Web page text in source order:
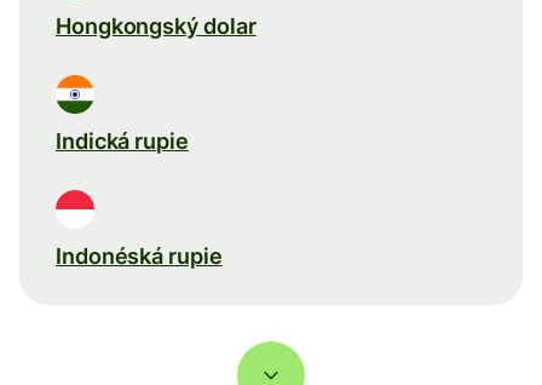
Hongkongský dolar
Indická rupie
Indonéská rupie